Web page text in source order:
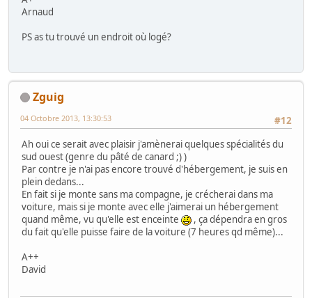
Arnaud
PS as tu trouvé un endroit où logé?
Zguig
#12
04 Octobre 2013, 13:30:53
Ah oui ce serait avec plaisir j'amènerai quelques spécialités du
sud ouest (genre du pâté de canard ;) )
Par contre je n'ai pas encore trouvé d'hébergement, je suis en
plein dedans...
En fait si je monte sans ma compagne, je crécherai dans ma
voiture, mais si je monte avec elle j'aimerai un hébergement
quand même, vu qu'elle est enceinte
, ça dépendra en gros
du fait qu'elle puisse faire de la voiture (7 heures qd même)...
A++
David